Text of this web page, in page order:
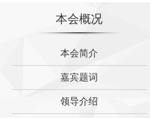
本会概况
本会简介
嘉宾题词
领导介绍
毛泽东与蒋介石风水故事
伍子胥是如何为苏州古城设
明成祖朱棣为什么迁都北京